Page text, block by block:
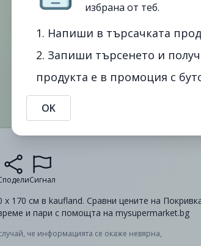
Сигнал
170 см в kaufland. Сравни цените на
и пари с помощта на mysupermarket.bg
че информацията се окаже невярна,
избрана от теб.
1. Напиши в търсачката
2. Запиши търсенето и
продукта е в промоция с
OK